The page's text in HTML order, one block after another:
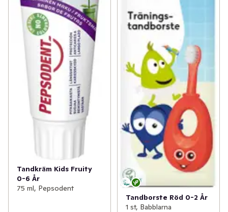
Tandkräm Kids Fruity
0-6 År
75 ml, Pepsodent
Tandborste Röd 0-2 År
1 st, Babblarna